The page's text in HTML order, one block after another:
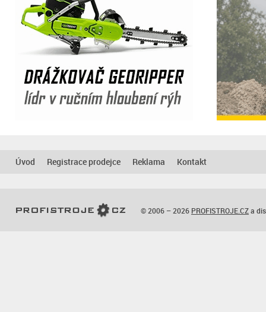
Úvod Registrace prodejce Reklama Kontakt
© 2006 – 2026 PROFISTROJE.CZa